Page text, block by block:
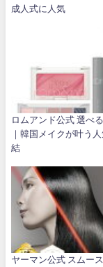
成人式に人気
ロムアンド公式 選べ
｜韓国メイクが叶う
結
ヤーマン公式 スムー